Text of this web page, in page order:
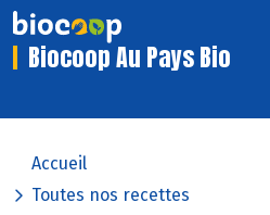
Biocoop Au Pays Bio
Accueil
Toutes nos recettes